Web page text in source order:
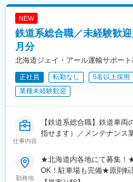
NEW
鉄道系総合職／未経験歓
月分
北海道ジェイ・アール運輸サポー
正社員 転勤なし 5名以上採用
業種未経験歓迎
仕事内容
【鉄道系総合職】鉄道車
指せます）／メンテナンス
勤務地
★北海道内各地にて募集！
OK！駐車場も完備★原則転